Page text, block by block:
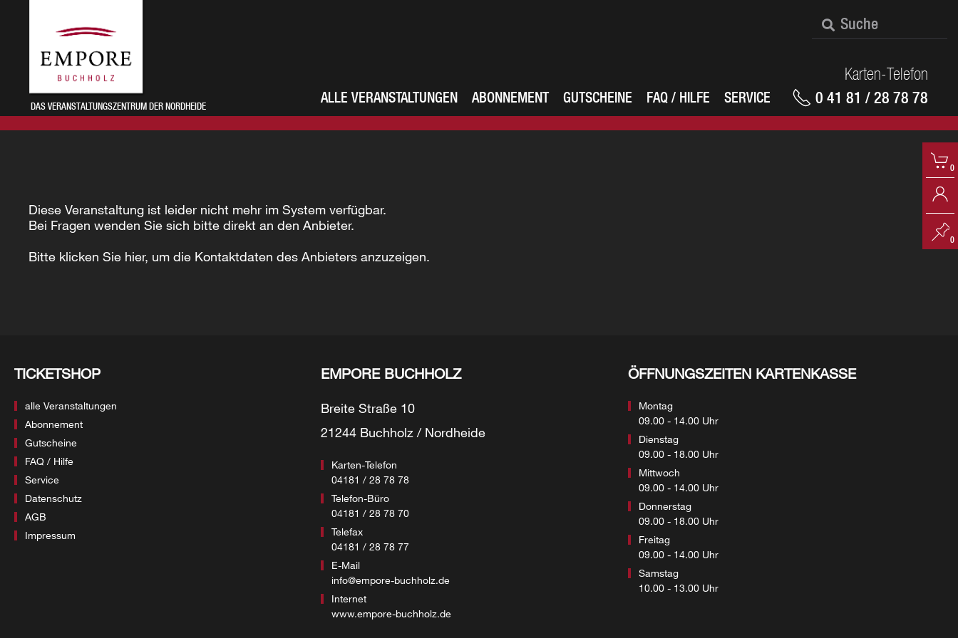
DAS VERANSTALTUNGSZENTRUM DER NORDHEIDE
Karten-Telefon
0 41 81 / 28 78 78
ALLE VERANSTALTUNGEN ABONNEMENT GUTSCHEINE FAQ / HILFE SERVICE
0
0
Diese Veranstaltung ist leider nicht mehr im System verfügbar.
Bei Fragen wenden Sie sich bitte direkt an den Anbieter.
Bitte klicken Sie hier, um die Kontaktdaten des Anbieters anzuzeigen.
TICKETSHOP
alle Veranstaltungen
Abonnement
Gutscheine
FAQ / Hilfe
Service
Datenschutz
AGB
Impressum
EMPORE BUCHHOLZ
Breite Straße 10
21244 Buchholz / Nordheide
Karten-Telefon
04181 / 28 78 78
Telefon-Büro
04181 / 28 78 70
Telefax
04181 / 28 78 77
E-Mail
info@empore-buchholz.de
Internet
www.empore-buchholz.de
ÖFFNUNGSZEITEN KARTENKASSE
Montag
09.00 - 14.00 Uhr
Dienstag
09.00 - 18.00 Uhr
Mittwoch
09.00 - 14.00 Uhr
Donnerstag
09.00 - 18.00 Uhr
Freitag
09.00 - 14.00 Uhr
Samstag
10.00 - 13.00 Uhr